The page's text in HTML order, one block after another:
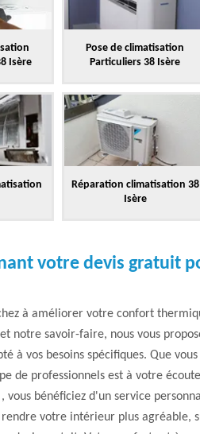
Isère
Pose de climatisation
Particuliers 38 Isère
Réparation climatisation 38
Isère
votre devis gratuit
à améliorer votre confort
notre savoir-faire, nous vous
vos besoins spécifiques. Que vous
de professionnels est à votre
bénéficiez d'un service
votre intérieur plus agréable,